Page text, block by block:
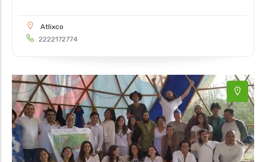
Atlixco
2222172774